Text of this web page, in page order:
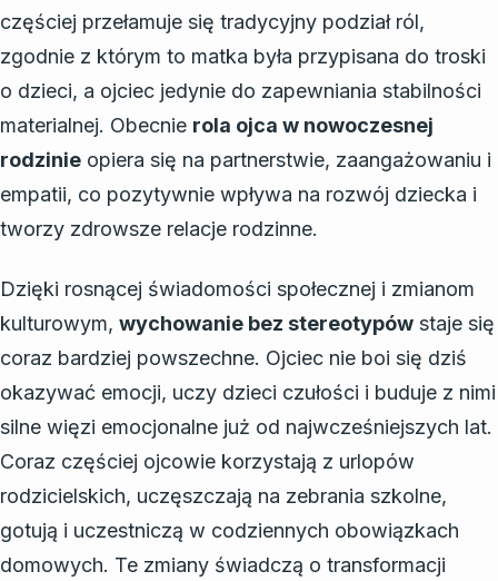
częściej przełamuje się tradycyjny podział ról,
zgodnie z którym to matka była przypisana do troski
o dzieci, a ojciec jedynie do zapewniania stabilności
materialnej. Obecnie rola ojca w nowoczesnej
rodzinie opiera się na partnerstwie, zaangażowaniu i
empatii, co pozytywnie wpływa na rozwój dziecka i
tworzy zdrowsze relacje rodzinne.
Dzięki rosnącej świadomości społecznej i zmianom
kulturowym, wychowanie bez stereotypów staje się
coraz bardziej powszechne. Ojciec nie boi się dziś
okazywać emocji, uczy dzieci czułości i buduje z nimi
silne więzi emocjonalne już od najwcześniejszych lat.
Coraz częściej ojcowie korzystają z urlopów
rodzicielskich, uczęszczają na zebrania szkolne,
gotują i uczestniczą w codziennych obowiązkach
domowych. Te zmiany świadczą o transformacji